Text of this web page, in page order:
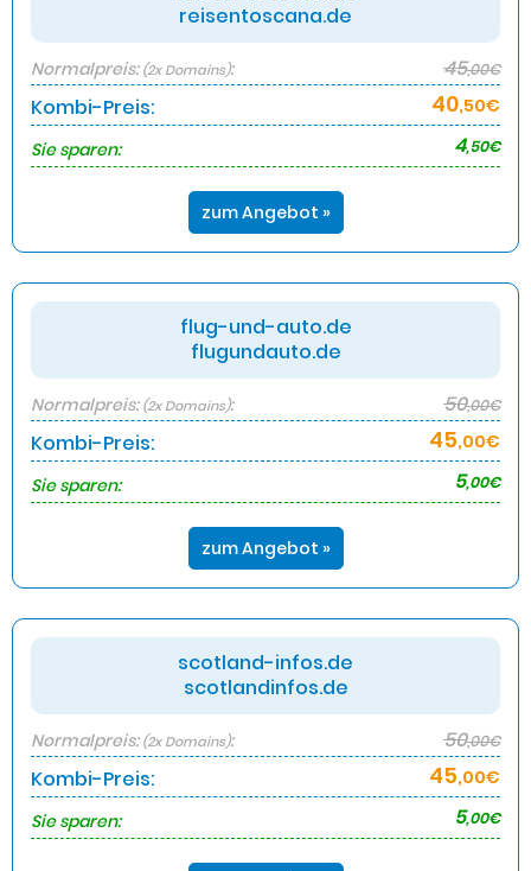
reisentoscana.de
Normalpreis:(2x Domains): 45,00€
Kombi-Preis: 40,50€
Sie sparen:
4,50€
zum Angebot »
flug-und-auto.de
flugundauto.de
Normalpreis:(2x Domains): 50,00€
Kombi-Preis: 45,00€
Sie sparen:
5,00€
zum Angebot »
scotland-infos.de
scotlandinfos.de
Normalpreis:(2x Domains): 50,00€
Kombi-Preis: 45,00€
Sie sparen:
5,00€